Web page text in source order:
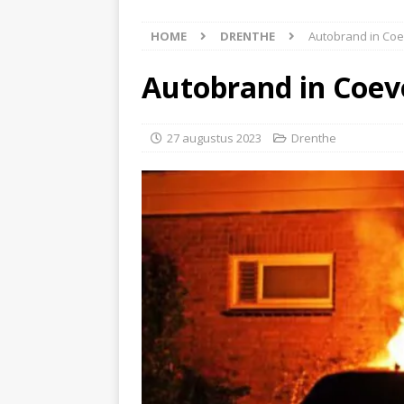
[ 7 augustus 2026 ]
[ 7 augustus 2026 ]
HOME DRENTHE Autobrand in
Autobrand in
27 augustus 2023 Drenthe